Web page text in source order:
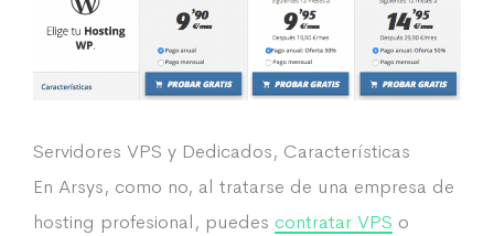
Servidores VPS y Dedicados, Características
En Arsys, como no, al tratarse de una empresa de
hosting profesional, puedes contratar VPS o